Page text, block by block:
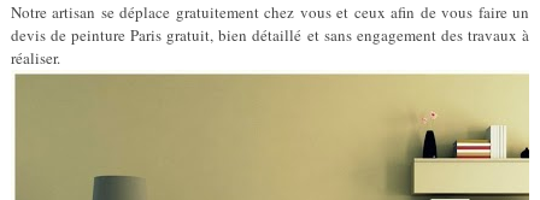
Notre artisan se déplace gratuitement chez vous et ceux afin de vous faire un
devis de peinture Paris gratuit, bien détaillé et sans engagement des travaux à
réaliser.